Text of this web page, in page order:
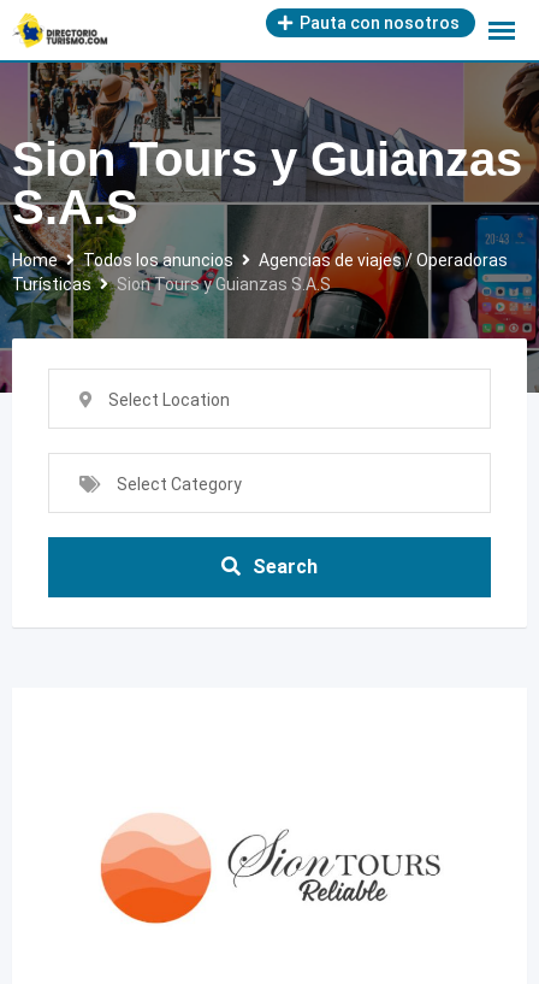
Skip
to
content
Pauta con nosotros
Sion Tours y Guianzas
S.A.S
Home Todos los anuncios
Agencias de viajes / Operadoras
Turísticas
Sion Tours y Guianzas S.A.S
Select Location
Select Category
Search